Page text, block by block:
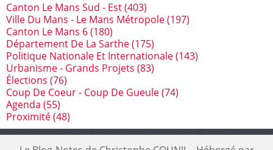
Canton Le Mans Sud - Est(403)
Ville Du Mans - Le Mans Métropole(197)
Canton Le Mans 6(180)
Département De La Sarthe(175)
Politique Nationale Et Internationale(143)
Urbanisme - Grands Projets (83)
Élections (76)
Coup De Coeur - Coup De Gueule(74)
Agenda (55)
Proximité(48)